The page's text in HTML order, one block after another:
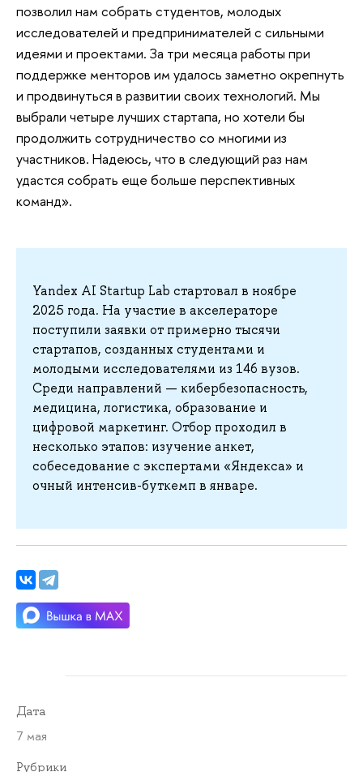
позволил нам собрать студентов, молодых
исследователей и предпринимателей с сильными
идеями и проектами. За три месяца работы при
поддержке менторов им удалось заметно окрепнуть
и продвинуться в развитии своих технологий. Мы
выбрали четыре лучших стартапа, но хотели бы
продолжить сотрудничество со многими из
участников. Надеюсь, что в следующий раз нам
удастся собрать еще больше перспективных
команд».
Yandex AI Startup Lab стартовал в ноябре
2025 года. На участие в акселераторе
поступили заявки от примерно тысячи
стартапов, созданных студентами и
молодыми исследователями из 146 вузов.
Среди направлений — кибербезопасность,
медицина, логистика, образование и
цифровой маркетинг. Отбор проходил в
несколько этапов: изучение анкет,
собеседование с экспертами «Яндекса» и
очный интенсив-буткемп в январе.
Дата
7 мая
Рубрики